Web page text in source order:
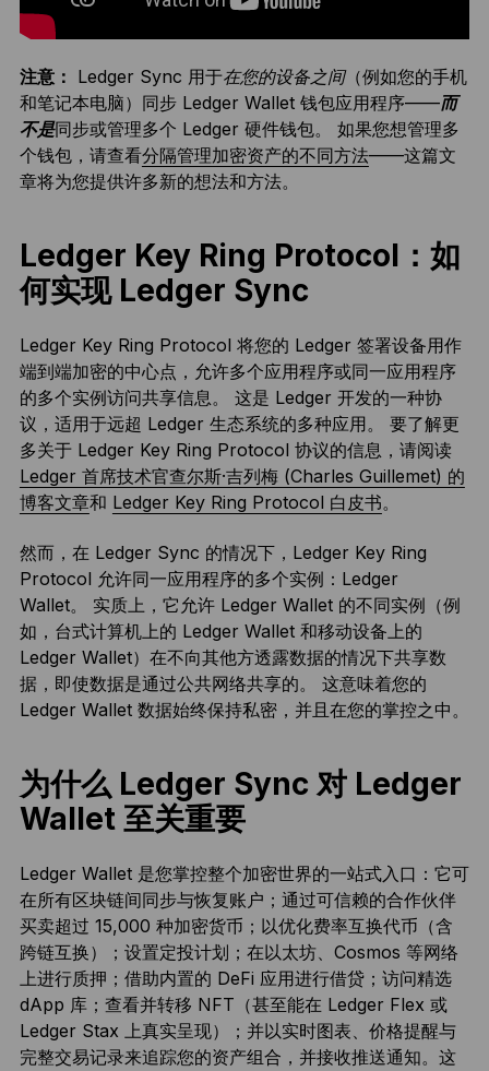
注意： Ledger Sync 用于在您的设备之间（例如您的手机
和笔记本电脑）同步 Ledger Wallet 钱包应用程序——而
不是同步或管理多个 Ledger 硬件钱包。 如果您想管理多
个钱包，请查看分隔管理加密资产的不同方法——这篇文
章将为您提供许多新的想法和方法。
Ledger Key Ring Protocol：如
何实现 Ledger Sync
Ledger Key Ring Protocol 将您的 Ledger 签署设备用作
端到端加密的中心点，允许多个应用程序或同一应用程序
的多个实例访问共享信息。 这是 Ledger 开发的一种协
议，适用于远超 Ledger 生态系统的多种应用。 要了解更
多关于 Ledger Key Ring Protocol 协议的信息，请阅读
Ledger 首席技术官查尔斯·吉列梅 (Charles Guillemet) 的
博客文章和 Ledger Key Ring Protocol 白皮书。
然而，在 Ledger Sync 的情况下，Ledger Key Ring
Protocol 允许同一应用程序的多个实例：Ledger
Wallet。 实质上，它允许 Ledger Wallet 的不同实例（例
如，台式计算机上的 Ledger Wallet 和移动设备上的
Ledger Wallet）在不向其他方透露数据的情况下共享数
据，即使数据是通过公共网络共享的。 这意味着您的
Ledger Wallet 数据始终保持私密，并且在您的掌控之中。
为什么 Ledger Sync 对 Ledger
Wallet 至关重要
Ledger Wallet 是您掌控整个加密世界的一站式入口：它可
在所有区块链间同步与恢复账户；通过可信赖的合作伙伴
买卖超过 15,000 种加密货币；以优化费率互换代币（含
跨链互换）；设置定投计划；在以太坊、Cosmos 等网络
上进行质押；借助内置的 DeFi 应用进行借贷；访问精选
dApp 库；查看并转移 NFT（甚至能在 Ledger Flex 或
Ledger Stax 上真实呈现）；并以实时图表、价格提醒与
完整交易记录来追踪您的资产组合，并接收推送通知。这